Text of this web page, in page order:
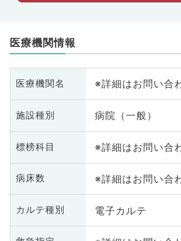
医療機関情報
医療機関名 ※詳細はお問い合
施設種別 病院（一般）
標榜科目 ※詳細はお問い合
病床数 ※詳細はお問い合
カルテ種別 電子カルテ